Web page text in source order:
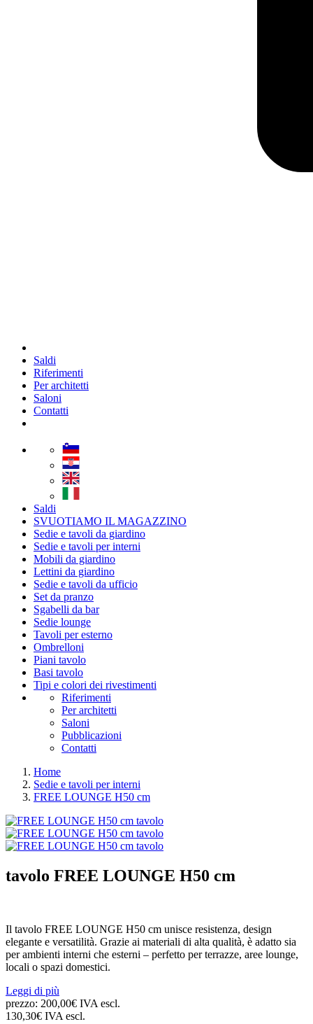
Saldi
Riferimenti
Per architetti
Saloni
Contatti
Saldi
SVUOTIAMO IL MAGAZZINO
Sedie e tavoli da giardino
Sedie e tavoli per interni
Mobili da giardino
Lettini da giardino
Sedie e tavoli da ufficio
Set da pranzo
Sgabelli da bar
Sedie lounge
Tavoli per esterno
Ombrelloni
Piani tavolo
Basi tavolo
Tipi e colori dei rivestimenti
Riferimenti
Per architetti
Saloni
Pubblicazioni
Contatti
Home
Sedie e tavoli per interni
FREE LOUNGE H50 cm
tavolo FREE LOUNGE H50 cm
Il tavolo FREE LOUNGE H50 cm unisce resistenza, design
elegante e versatilità. Grazie ai materiali di alta qualità, è adatto sia
per ambienti interni che esterni – perfetto per terrazze, aree lounge,
locali o spazi domestici.
Leggi di più
prezzo: 200,00€ IVA escl.
130,30€ IVA escl.